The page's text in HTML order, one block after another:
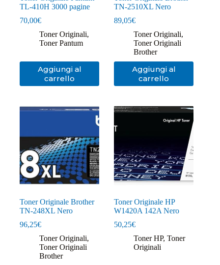
TL-410H 3000 pagine
70,00€
Toner Originali,
Toner Pantum
Aggiungi al
carrello
TN-2510XL Nero
89,05€
Toner Originali,
Toner Originali
Brother
Aggiungi al
carrello
Toner Originale Brother
TN-248XL Nero
96,25€
Toner Originali,
Toner Originali
Brother
Toner Originale HP
W1420A 142A Nero
50,25€
Toner HP,Toner
Originali